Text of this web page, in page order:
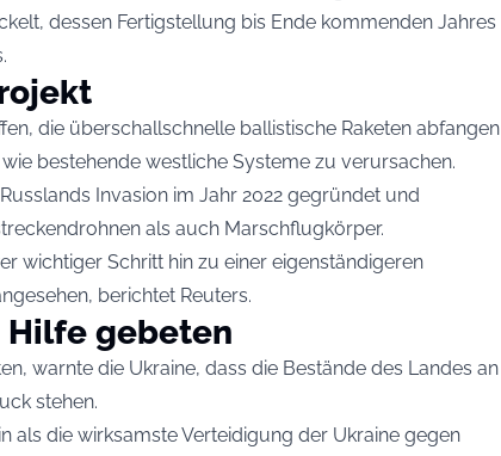
dessen Fertigstellung bis Ende kommenden Jahres
die überschallschnelle ballistische Raketen abfangen
bestehende westliche Systeme zu verursachen.
Invasion im Jahr 2022 gegründet und
als auch Marschflugkörper.
wichtiger Schritt hin zu einer eigenständigeren
berichtet Reuters.
Hilfe gebeten
, warnte die Ukraine, dass die Bestände des Landes an
stehen.
als die wirksamste Verteidigung der Ukraine gegen